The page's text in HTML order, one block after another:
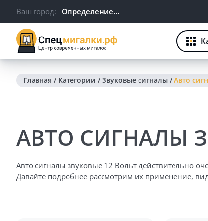
Ваш город: Определение...
Главная / Категории /Звуковые сигналы /Авто
АВТО СИГНАЛЫ
Авто сигналы звуковые 12 Вольт действительно
Давайте подробнее рассмотрим их применение,